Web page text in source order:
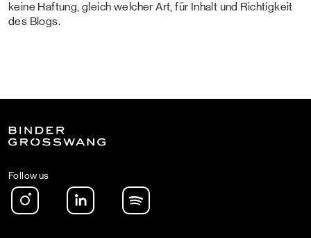
keine Haftung, gleich welcher Art, für Inhalt und Richtigkeit
des Blogs.
Follow us
Instagram LinkedIn